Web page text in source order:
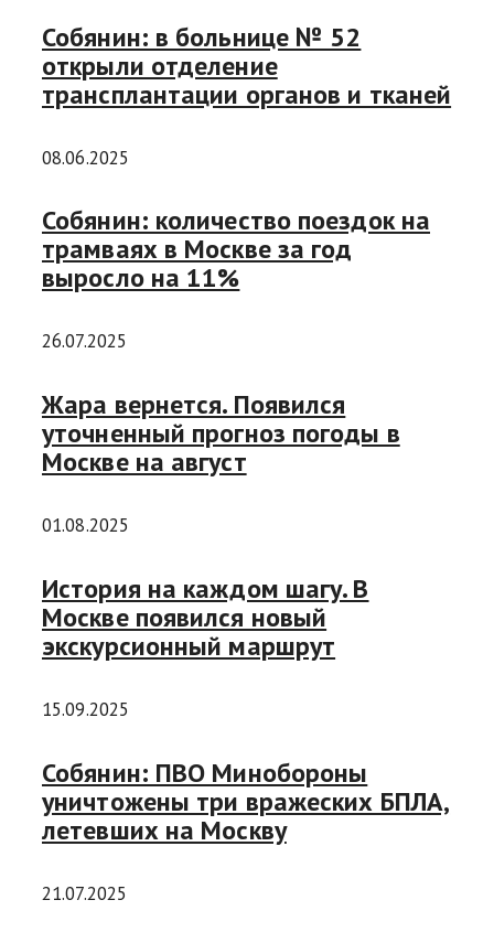
Собянин: в больнице № 52
открыли отделение
трансплантации органов и тканей
08.06.2025
Собянин: количество поездок на
трамваях в Москве за год
выросло на 11%
26.07.2025
Жара вернется. Появился
уточненный прогноз погоды в
Москве на август
01.08.2025
История на каждом шагу. В
Москве появился новый
экскурсионный маршрут
15.09.2025
Собянин: ПВО Минобороны
уничтожены три вражеских БПЛА,
летевших на Москву
21.07.2025